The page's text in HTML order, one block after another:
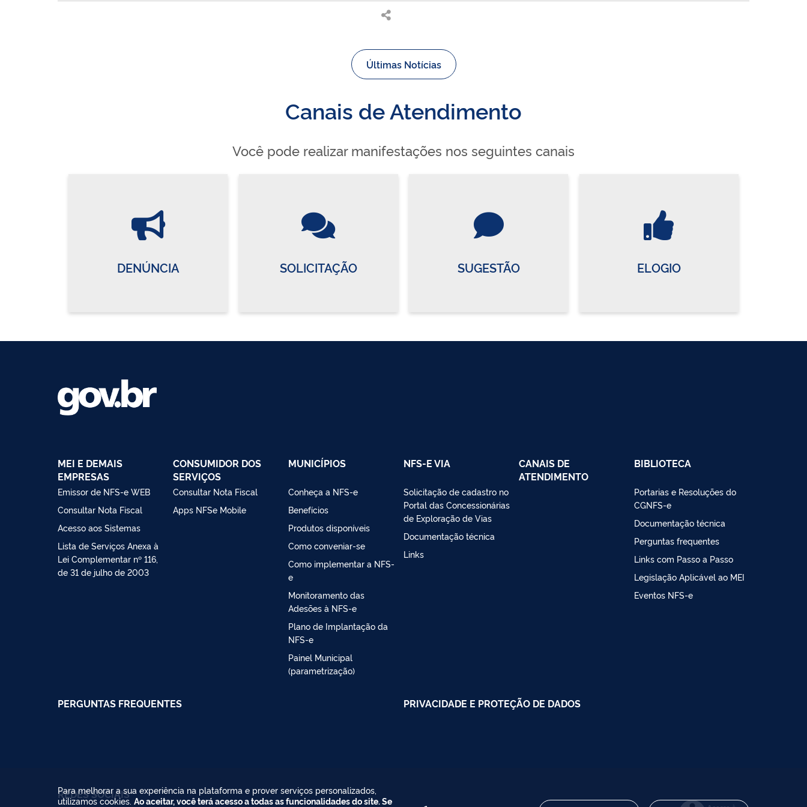
Últimas Notícias
Canais de Atendimento
Você pode realizar manifestações nos seguintes canais
DENÚNCIA SOLICITAÇÃO SUGESTÃO ELOGIO
MEI E DEMAIS
EMPRESAS
Emissor de NFS-e WEB
Consultar Nota Fiscal
Acesso aos Sistemas
Lista de Serviços Anexa à
Lei Complementar nº 116,
de 31 de julho de 2003
CONSUMIDOR DOS
SERVIÇOS
Consultar Nota Fiscal
Apps NFSe Mobile
MUNICÍPIOS
Conheça a NFS-e
Benefícios
Produtos disponíveis
Como conveniar-se
Como implementar a NFS-
e
Monitoramento das
Adesões à NFS-e
Plano de Implantação da
NFS-e
Painel Municipal
(parametrização)
NFS-E VIA
Solicitação de cadastro no
Portal das Concessionárias
de Exploração de Vias
Documentação técnica
Links
CANAIS DE
ATENDIMENTO
BIBLIOTECA
Portarias e Resoluções do
CGNFS-e
Documentação técnica
Perguntas frequentes
Links com Passo a Passo
Legislação Aplicável ao MEI
Eventos NFS-e
PERGUNTAS FREQUENTES PRIVACIDADE E PROTEÇÃO DE DADOS
REDES SOCIAIS
Para melhorar a sua experiência na plataforma e prover serviços personalizados,
utilizamos cookies. Ao aceitar, você terá acesso a todas as funcionalidades do site. Se